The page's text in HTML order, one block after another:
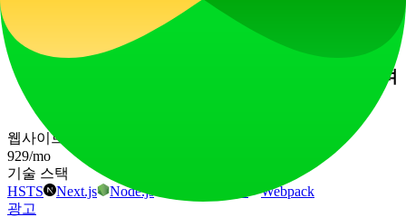
면 지원 기능을 활용하세요.
사용 사례 탐색: 학계, 법률 연구, 고객 지원과
같은 다양한 분야에서 사용 사례를 시도해 보며
웹사이트 트래픽
929/mo
기술 스택
HSTS
Next.js Node.js
Webpack
광고